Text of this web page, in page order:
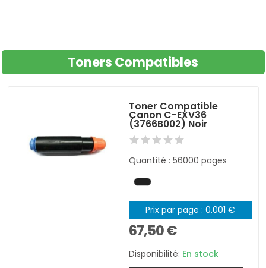
Toners Compatibles
Toner Compatible
Canon C-EXV36
(3766B002) Noir
Quantité : 56000 pages
Prix par page : 0.001 €
67,50 €
Disponibilité: En stock